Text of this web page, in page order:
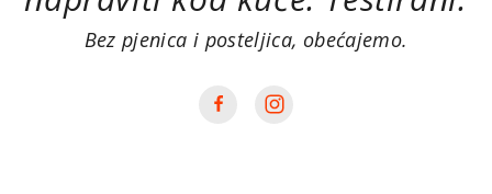
Bez pjenica i posteljica, obećajemo.